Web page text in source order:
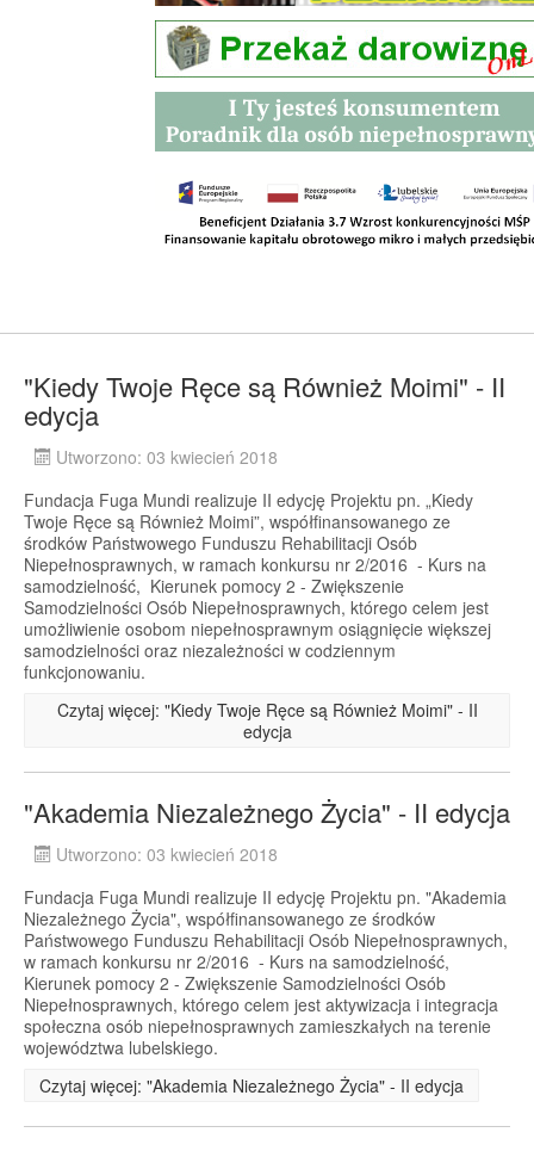
"Kiedy Twoje Ręce są Również Moimi" - II
edycja
Utworzono: 03 kwiecień 2018
Fundacja Fuga Mundi realizuje II edycję Projektu pn. „Kiedy
Twoje Ręce są Również Moimi”, współfinansowanego ze
środków Państwowego Funduszu Rehabilitacji Osób
Niepełnosprawnych, w ramach konkursu nr 2/2016 - Kurs na
samodzielność, Kierunek pomocy 2 - Zwiększenie
Samodzielności Osób Niepełnosprawnych, którego celem jest
umożliwienie osobom niepełnosprawnym osiągnięcie większej
samodzielności oraz niezależności w codziennym
funkcjonowaniu.
Czytaj więcej: "Kiedy Twoje Ręce są Również Moimi" - II
edycja
"Akademia Niezależnego Życia" - II edycja
Utworzono: 03 kwiecień 2018
Fundacja Fuga Mundi realizuje II edycję Projektu pn. "Akademia
Niezależnego Życia", współfinansowanego ze środków
Państwowego Funduszu Rehabilitacji Osób Niepełnosprawnych,
w ramach konkursu nr 2/2016 - Kurs na samodzielność,
Kierunek pomocy 2 - Zwiększenie Samodzielności Osób
Niepełnosprawnych, którego celem jest aktywizacja i integracja
społeczna osób niepełnosprawnych zamieszkałych na terenie
województwa lubelskiego.
Czytaj więcej: "Akademia Niezależnego Życia" - II edycja